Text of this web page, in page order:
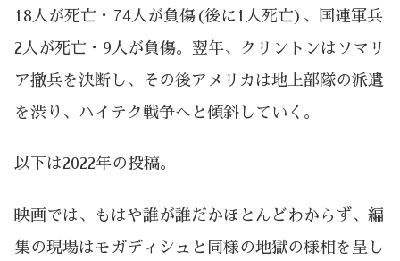
18人が死亡・74人が負傷(後に1人死亡)、国連軍兵
2人が死亡・9人が負傷。翌年、クリントンはソマリ
ア撤兵を決断し、その後アメリカは地上部隊の派遣
を渋り、ハイテク戦争へと傾斜していく。
以下は2022年の投稿。
映画では、もはや誰が誰だかほとんどわからず、編
集の現場はモガディシュと同様の地獄の様相を呈し